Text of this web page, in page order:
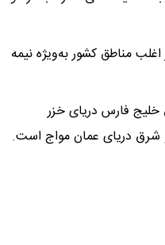
مناطق کشور به‌ویژه نیمه
خلیج فارس دریای خزر
دریای عمان مواج است.